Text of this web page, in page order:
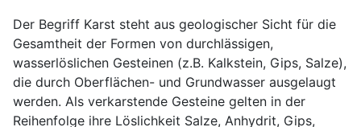
Der Begriff Karst steht aus geologischer Sicht für die
Gesamtheit der Formen von durchlässigen,
wasserlöslichen Gesteinen (z.B. Kalkstein, Gips, Salze),
die durch Oberflächen- und Grundwasser ausgelaugt
werden. Als verkarstende Gesteine gelten in der
Reihenfolge ihre Löslichkeit Salze, Anhydrit, Gips,